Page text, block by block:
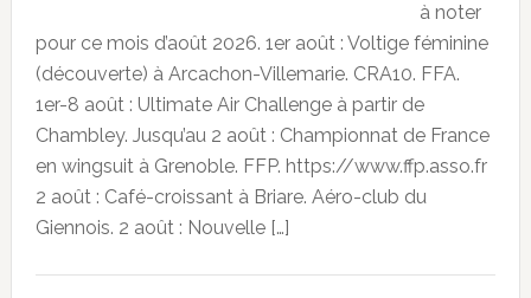
à noter
pour ce mois d’août 2026. 1er août : Voltige féminine
(découverte) à Arcachon-Villemarie. CRA10. FFA.
1er-8 août : Ultimate Air Challenge à partir de
Chambley. Jusqu’au 2 août : Championnat de France
en wingsuit à Grenoble. FFP. https://www.ffp.asso.fr
2 août : Café-croissant à Briare. Aéro-club du
Giennois. 2 août : Nouvelle […]